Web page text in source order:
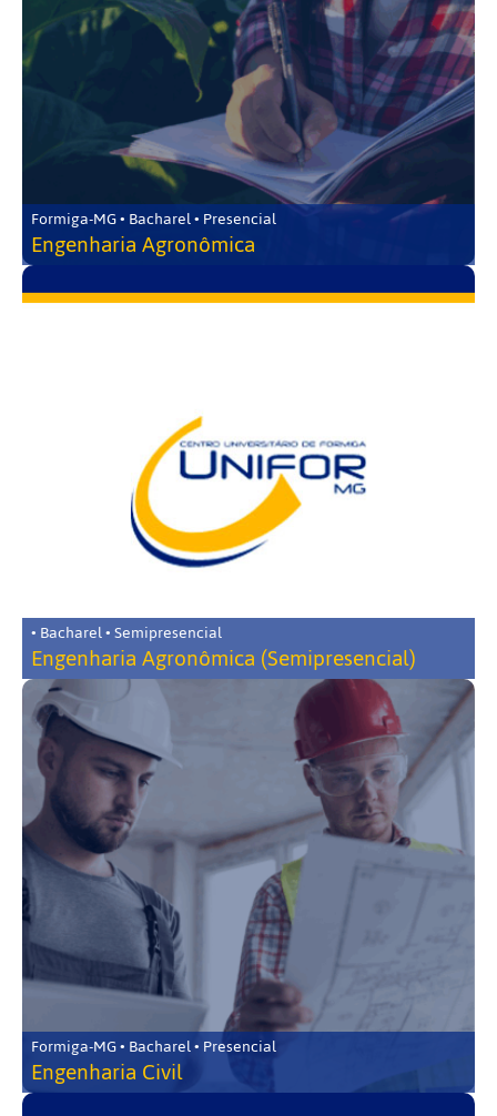
Formiga-MG • Bacharel • Presencial
Engenharia Agronômica
• Bacharel • Semipresencial
Engenharia Agronômica (Semipresencial)
Formiga-MG • Bacharel • Presencial
Engenharia Civil